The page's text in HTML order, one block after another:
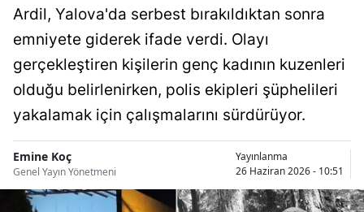
Aydın
Bilecik
Bingöl
Bolu
Ardil, Yalova'da serbest bırakıldıktan sonra
emniyete giderek ifade verdi. Olayı
gerçekleştiren kişilerin genç kadının kuzenleri
olduğu belirlenirken, polis ekipleri şüphelileri
yakalamak için çalışmalarını sürdürüyor.
Emine Koç
Genel Yayın Yönetmeni
Yayınlanma
26 Haziran 2026 - 10:51